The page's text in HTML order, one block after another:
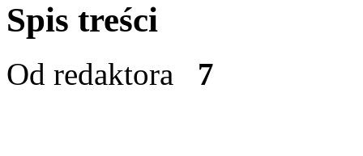
Spis treści
Od redaktora 7